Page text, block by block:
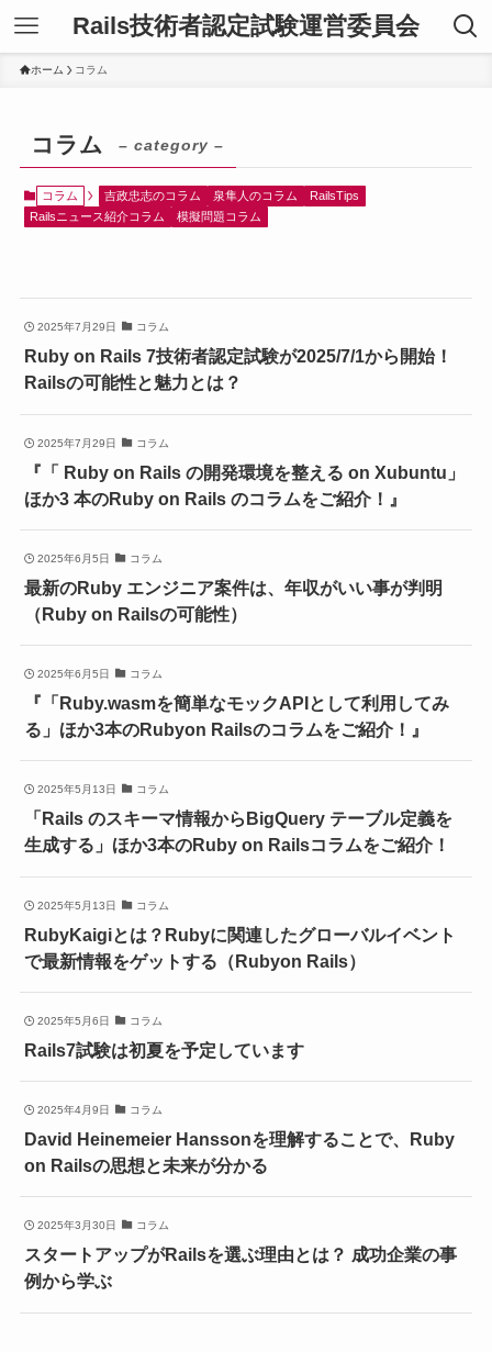
Rails技術者認定試験運営委員会
ホーム コラム
コラム – category –
コラム 吉政忠志のコラム 泉隼人のコラム
RailsTips
Railsニュース紹介コラム
模擬問題コラム
2025年7月29日 コラム
Ruby on Rails 7技術者認定試験が2025/7/1から開始！
Railsの可能性と魅力とは？
2025年7月29日 コラム
『「 Ruby on Rails の開発環境を整える on Xubuntu」
ほか3 本のRuby on Rails のコラムをご紹介！』
2025年6月5日 コラム
最新のRuby エンジニア案件は、年収がいい事が判明
（Ruby on Railsの可能性）
2025年6月5日 コラム
『「Ruby.wasmを簡単なモックAPIとして利用してみ
る」ほか3本のRubyon Railsのコラムをご紹介！』
2025年5月13日 コラム
「Rails のスキーマ情報からBigQuery テーブル定義を
生成する」ほか3本のRuby on Railsコラムをご紹介！
2025年5月13日 コラム
RubyKaigiとは？Rubyに関連したグローバルイベント
で最新情報をゲットする（Rubyon Rails）
2025年5月6日 コラム
Rails7試験は初夏を予定しています
2025年4月9日 コラム
David Heinemeier Hanssonを理解することで、Ruby
on Railsの思想と未来が分かる
2025年3月30日 コラム
スタートアップがRailsを選ぶ理由とは？ 成功企業の事
例から学ぶ